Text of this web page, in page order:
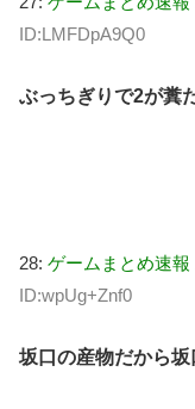
ID:LMFDpA9Q0
ぶっちぎりで2が糞
28: ゲームまとめ速報
ID:wpUg+Znf0
坂口の産物だから